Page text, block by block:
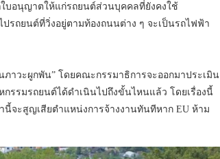
ใบอนุญาตให้แก่รถยนต์ส่วนบุคคลที่ยังคงใช้
รถยนต์ที่วิ่งอยู่ตามท้องถนนต่าง ๆ จะเป็นรถไฟฟ้า
าวะผูกพัน” โดยคณะกรรมาธิการจะออกมาประเมิน
รรมรถยนต์ได้ดำเนินไปถึงขั้นไหนแล้ว โดยเรื่องนี้
นี้จะสูญเสียตำแหน่งการจ้างงานทันทีหาก EU ห้าม